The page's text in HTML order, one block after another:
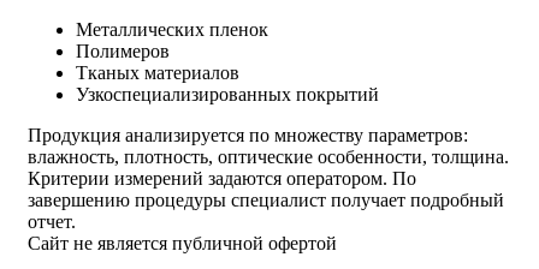
Металлических пленок
Полимеров
Тканых материалов
Узкоспециализированных покрытий
Продукция анализируется по множеству параметров:
влажность, плотность, оптические особенности, толщина.
Критерии измерений задаются оператором. По
завершению процедуры специалист получает подробный
отчет.
Сайт не является публичной офертой